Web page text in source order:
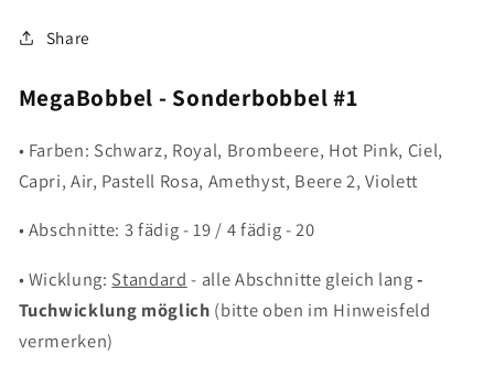
Share
MegaBobbel - Sonderbobbel #1
• Farben: Schwarz, Royal, Brombeere, Hot Pink, Ciel,
Capri, Air, Pastell Rosa, Amethyst, Beere 2, Violett
• Abschnitte: 3 fädig - 19 / 4 fädig - 20
• Wicklung: Standard - alle Abschnitte gleich lang-
Tuchwicklung möglich (bitte oben im Hinweisfeld
vermerken)